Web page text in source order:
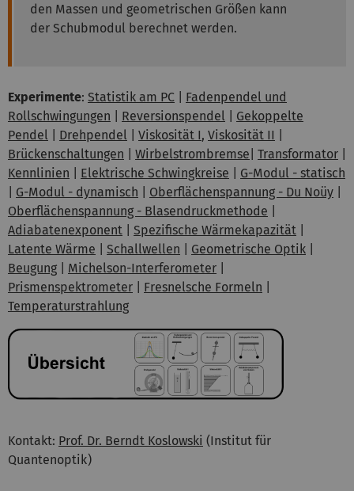
den Massen und geometrischen Größen kann
der Schubmodul berechnet werden.
Experimente: Statistik am PC
Fadenpendel und
Rollschwingungen
Reversionspendel
Gekoppelte
Pendel
Drehpendel Viskosität I, Viskosität II
Brückenschaltungen
Wirbelstrombremse Transformator
Kennlinien
Elektrische Schwingkreise
G-Modul - statisch
G-Modul - dynamisch Oberflächenspannung - Du Noüy
Oberflächenspannung - Blasendruckmethode
Adiabatenexponent
Spezifische Wärmekapazität
Latente Wärme
Schallwellen Geometrische Optik
Beugung
Michelson-Interferometer
Prismenspektrometer
Fresnelsche Formeln
Temperaturstrahlung
Kontakt: Prof. Dr. Berndt Koslowski (Institut für
Quantenoptik)